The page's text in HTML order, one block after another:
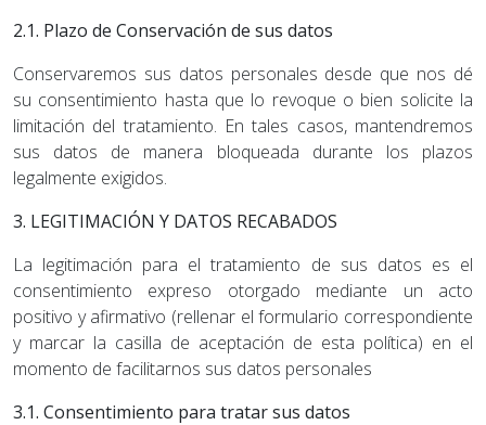
2.1. Plazo de Conservación de sus datos
Conservaremos sus datos personales desde que nos dé
su consentimiento hasta que lo revoque o bien solicite la
limitación del tratamiento. En tales casos, mantendremos
sus datos de manera bloqueada durante los plazos
legalmente exigidos.
3. LEGITIMACIÓN Y DATOS RECABADOS
La legitimación para el tratamiento de sus datos es el
consentimiento expreso otorgado mediante un acto
positivo y afirmativo (rellenar el formulario correspondiente
y marcar la casilla de aceptación de esta política) en el
momento de facilitarnos sus datos personales
3.1. Consentimiento para tratar sus datos